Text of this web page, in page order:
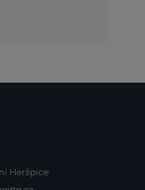
Heršpice